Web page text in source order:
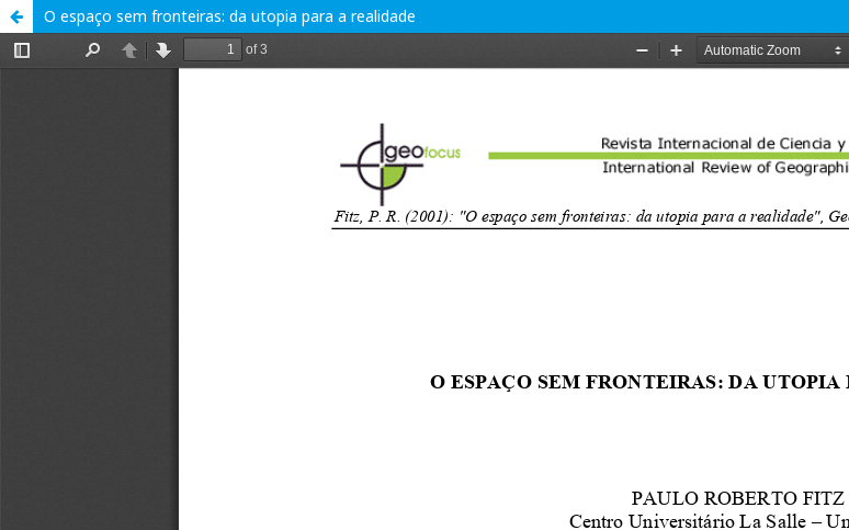
O espaço sem fronteiras: da utopia para a realidade